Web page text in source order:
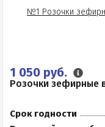
1 050 руб.
Розочки зефирные
Срок годности